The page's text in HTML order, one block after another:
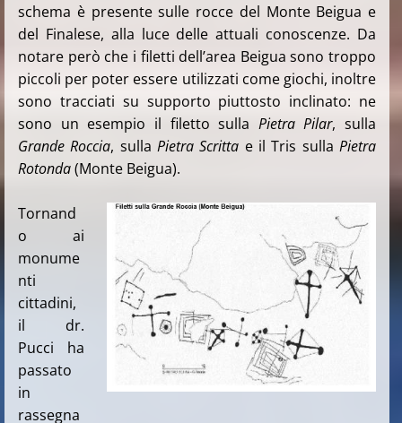
schema è presente sulle rocce del Monte Beigua e
del Finalese, alla luce delle attuali conoscenze. Da
notare però che i filetti dell’area Beigua sono troppo
piccoli per poter essere utilizzati come giochi, inoltre
sono tracciati su supporto piuttosto inclinato: ne
sono un esempio il filetto sulla Pietra Pilar, sulla
Grande Roccia, sullaPietra Scritta e il Tris sullaPietra
Rotonda(Monte Beigua).
Tornand
o ai
monume
nti
cittadini,
il dr.
Pucci ha
passato
in
rassegna